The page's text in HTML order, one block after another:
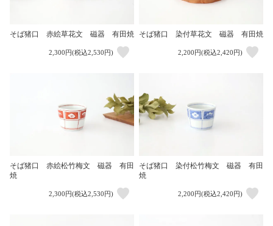
そば猪口 赤絵草花文 磁器 有田焼
2,300円(税込2,530円)
そば猪口 染付草花文 磁器 有田焼
2,200円(税込2,420円)
そば猪口 赤絵松竹梅文 磁器 有田
焼
2,300円(税込2,530円)
そば猪口 染付松竹梅文 磁器 有田
焼
2,200円(税込2,420円)